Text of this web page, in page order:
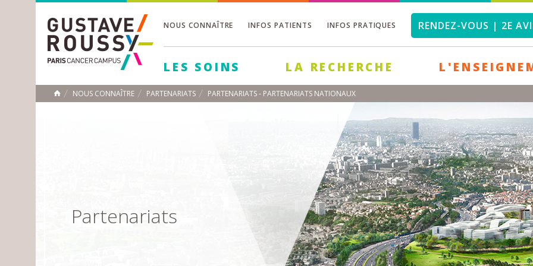
NOUS CONNAÎTRE INFOS PATIENTS INFOS PRATIQUES RENDEZ-VOUS | 2E
LES SOINS LA RECHERCHE
ACCUEIL
NOUS CONNAÎTRE PARTENARIATS PARTENARIATS - PARTENARIATS NATIONAUX
Partenariats